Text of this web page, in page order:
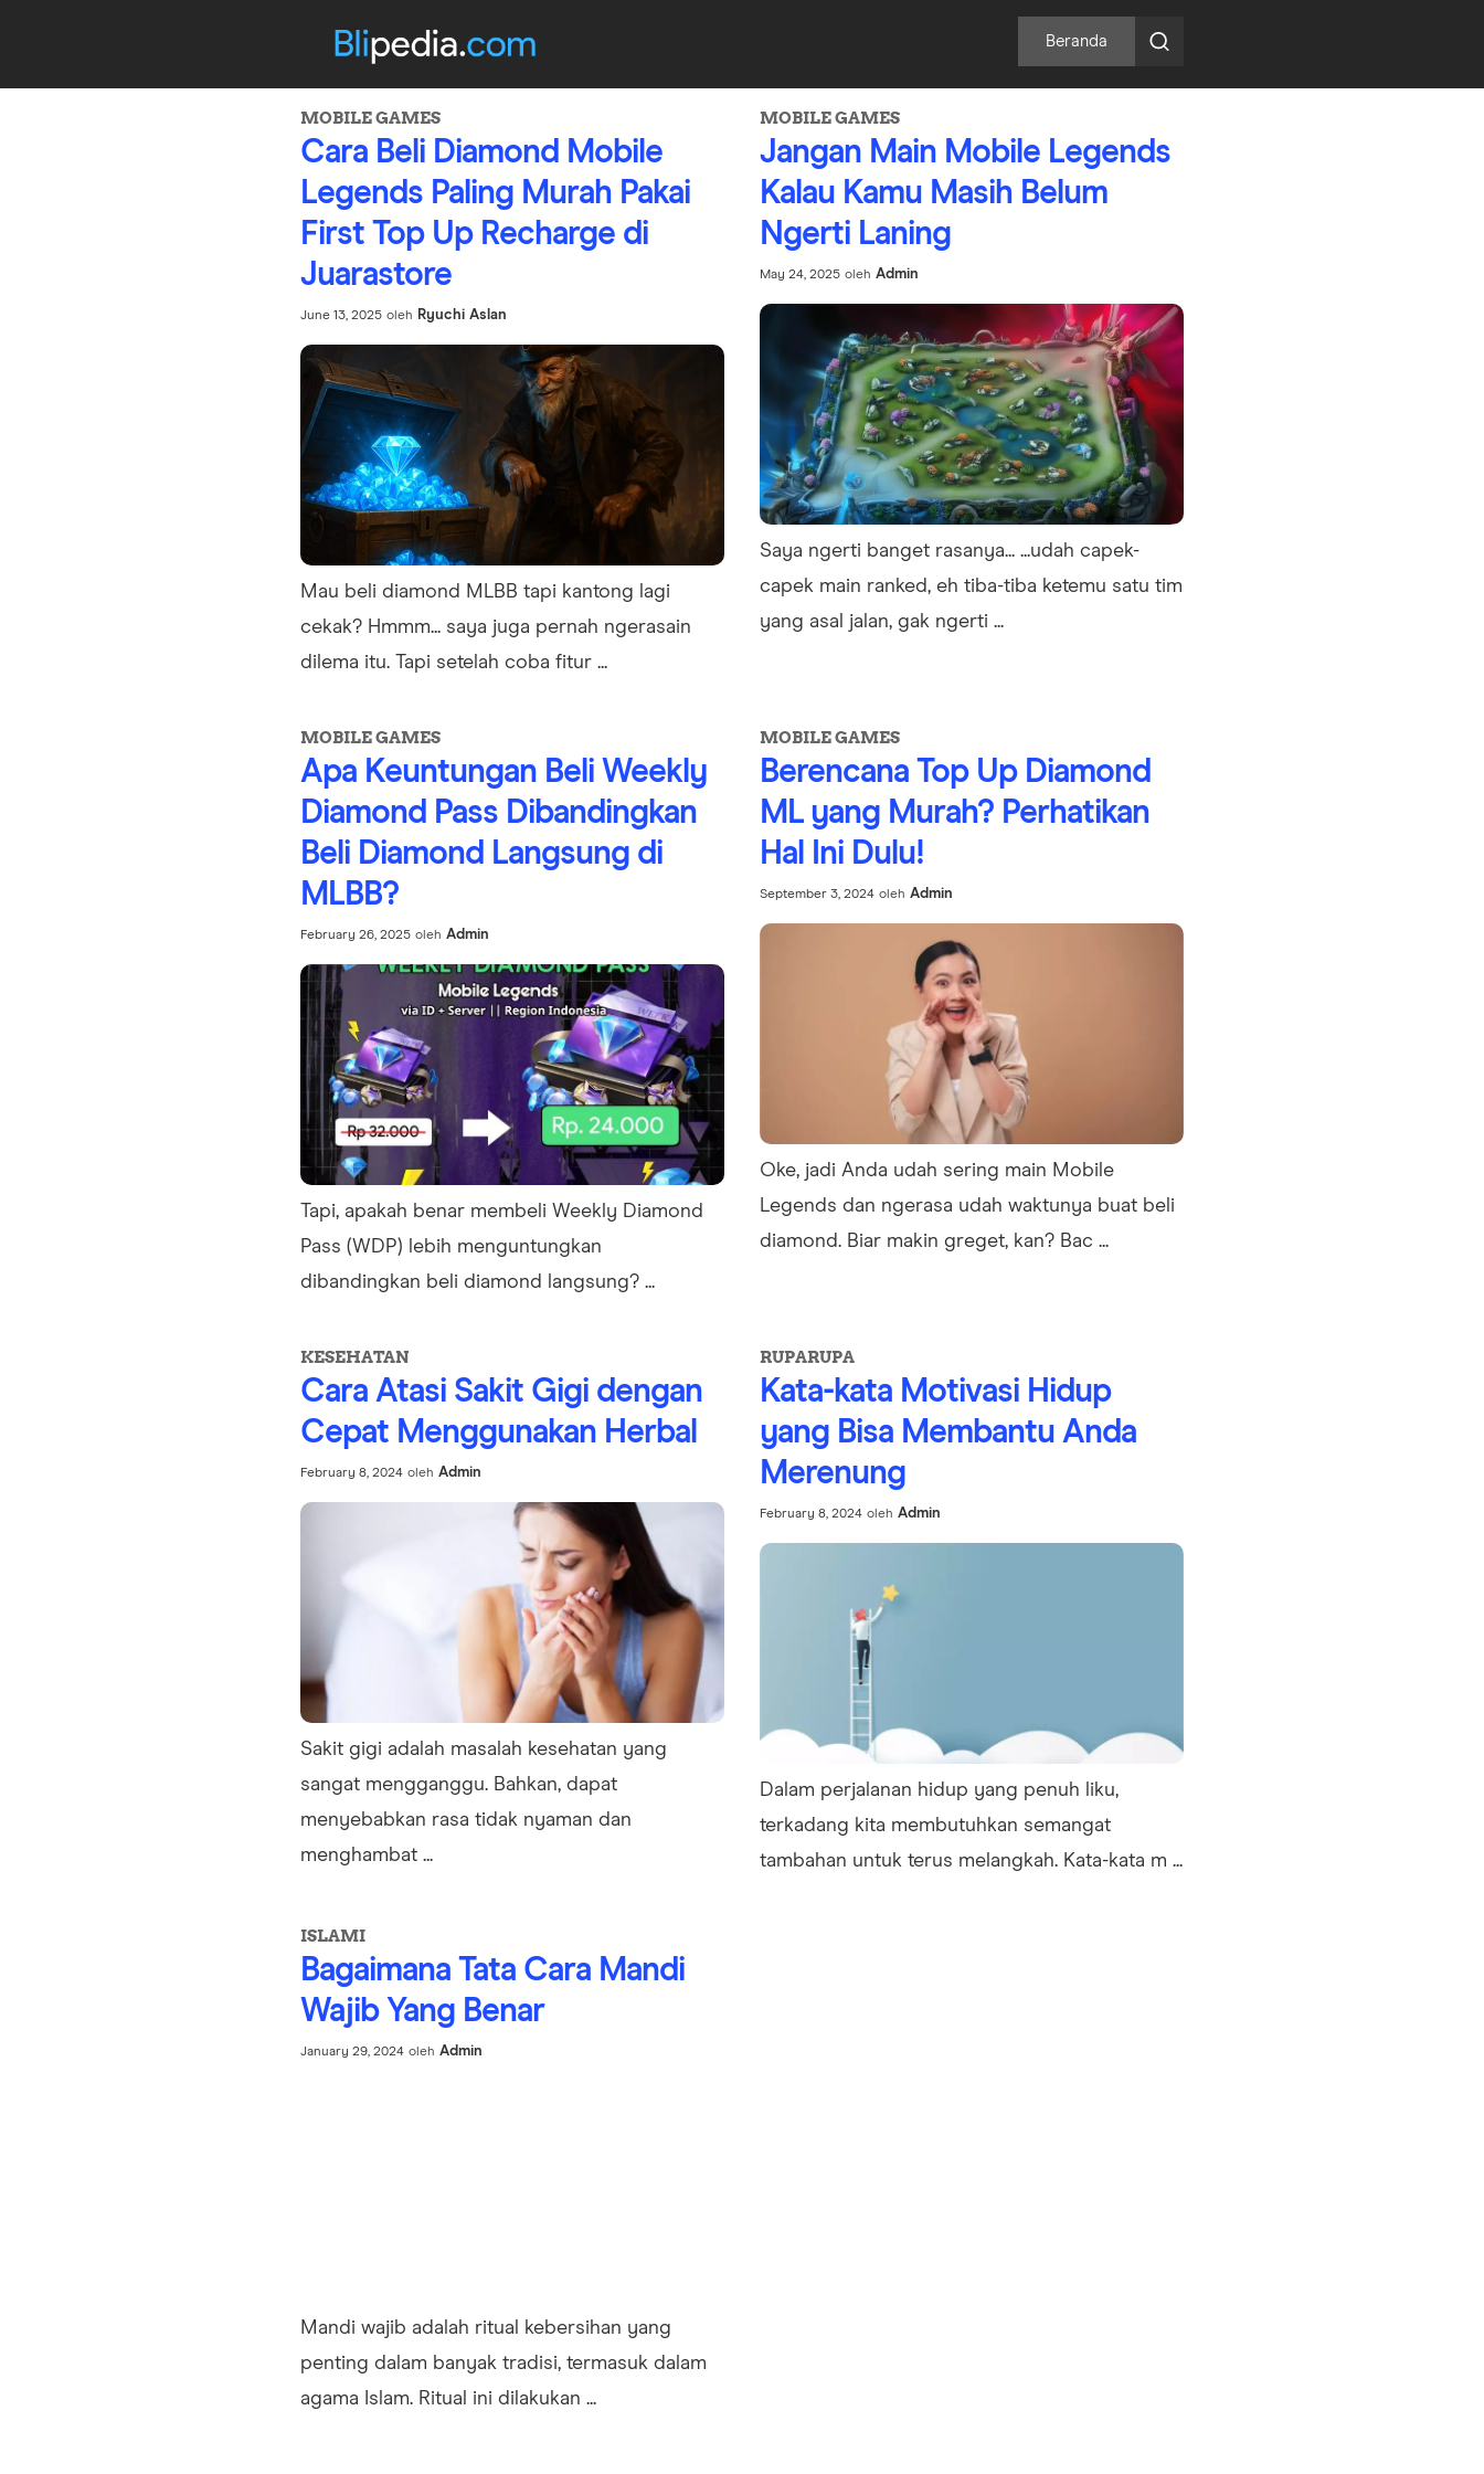
Beranda
MOBILE GAMES
Cara Beli Diamond Mobile
Legends Paling Murah Pakai
First Top Up Recharge di
Juarastore
June 13, 2025 oleh Ryuchi Aslan
Mau beli diamond MLBB tapi kantong lagi
cekak? Hmmm... saya juga pernah ngerasain
dilema itu. Tapi setelah coba fitur ...
MOBILE GAMES
Jangan Main Mobile Legends
Kalau Kamu Masih Belum
Ngerti Laning
May 24, 2025 oleh Admin
Saya ngerti banget rasanya... ...udah capek-
capek main ranked, eh tiba-tiba ketemu satu tim
yang asal jalan, gak ngerti ...
MOBILE GAMES
Apa Keuntungan Beli Weekly
Diamond Pass Dibandingkan
Beli Diamond Langsung di
MLBB?
February 26, 2025 oleh Admin
Tapi, apakah benar membeli Weekly Diamond
Pass (WDP) lebih menguntungkan
dibandingkan beli diamond langsung? ...
MOBILE GAMES
Berencana Top Up Diamond
ML yang Murah? Perhatikan
Hal Ini Dulu!
September 3, 2024 oleh Admin
Oke, jadi Anda udah sering main Mobile
Legends dan ngerasa udah waktunya buat beli
diamond. Biar makin greget, kan? Bac ...
KESEHATAN
Cara Atasi Sakit Gigi dengan
Cepat Menggunakan Herbal
February 8, 2024 oleh Admin
Sakit gigi adalah masalah kesehatan yang
sangat mengganggu. Bahkan, dapat
menyebabkan rasa tidak nyaman dan
menghambat ...
RUPARUPA
Kata-kata Motivasi Hidup
yang Bisa Membantu Anda
Merenung
February 8, 2024 oleh Admin
Dalam perjalanan hidup yang penuh liku,
terkadang kita membutuhkan semangat
tambahan untuk terus melangkah. Kata-kata m ...
ISLAMI
Bagaimana Tata Cara Mandi
Wajib Yang Benar
January 29, 2024 oleh Admin
Mandi wajib adalah ritual kebersihan yang
penting dalam banyak tradisi, termasuk dalam
agama Islam. Ritual ini dilakukan ...